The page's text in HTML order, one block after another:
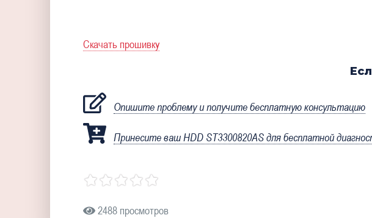
Скачать прошивку
Опишите проблему и получите бесплатную консультацию
Принесите ваш HDD ST3300820AS для бесплатной
2488 просмотров